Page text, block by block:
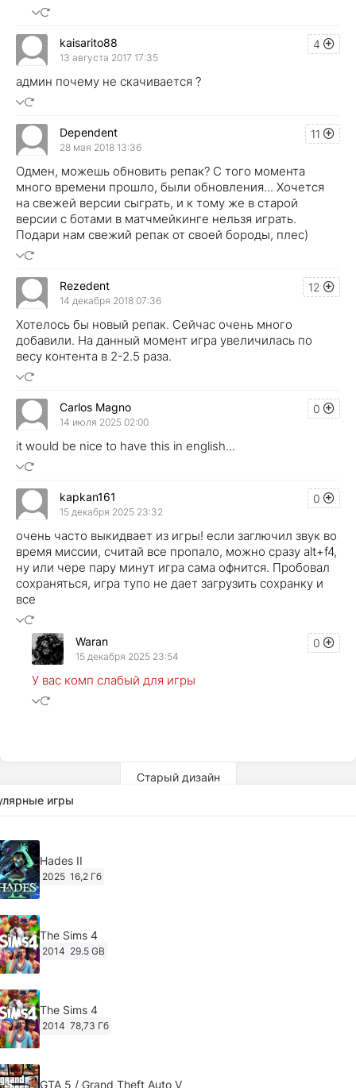
4
kaisarito88
13 августа 2017 17:35
админ почему не скачивается ?
11
Dependent
28 мая 2018 13:36
Одмен, можешь обновить репак? С того момента
много времени прошло, были обновления... Хочется
на свежей версии сыграть, и к тому же в старой
версии с ботами в матчмейкинге нельзя играть.
Подари нам свежий репак от своей бороды, плес)
12
Rezedent
14 декабря 2018 07:36
Хотелось бы новый репак. Сейчас очень много
добавили. На данный момент игра увеличилась по
весу контента в 2-2.5 раза.
0
Carlos Magno
14 июля 2025 02:00
it would be nice to have this in english...
0
kapkan161
15 декабря 2025 23:32
очень часто выкидвает из игры! если заглючил звук во
время миссии, считай все пропало, можно сразу alt+f4,
ну или чере пару минут игра сама офнится. Пробовал
сохраняться, игра тупо не дает загрузить сохранку и
все
0
Waran
15 декабря 2025 23:54
У вас комп слабый для игры
Старый дизайн
игры
Hades II
2025 16,2 Гб
The Sims 4
2014 29.5 GB
The Sims 4
2014 78,73 Гб
GTA 5 / Grand Theft Auto V